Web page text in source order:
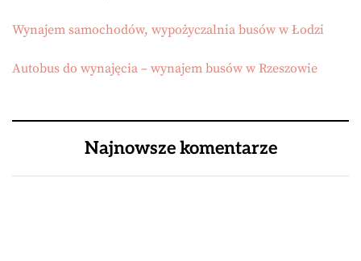
Wynajem samochodów, wypożyczalnia busów w Łodzi
Autobus do wynajęcia – wynajem busów w Rzeszowie
Najnowsze komentarze